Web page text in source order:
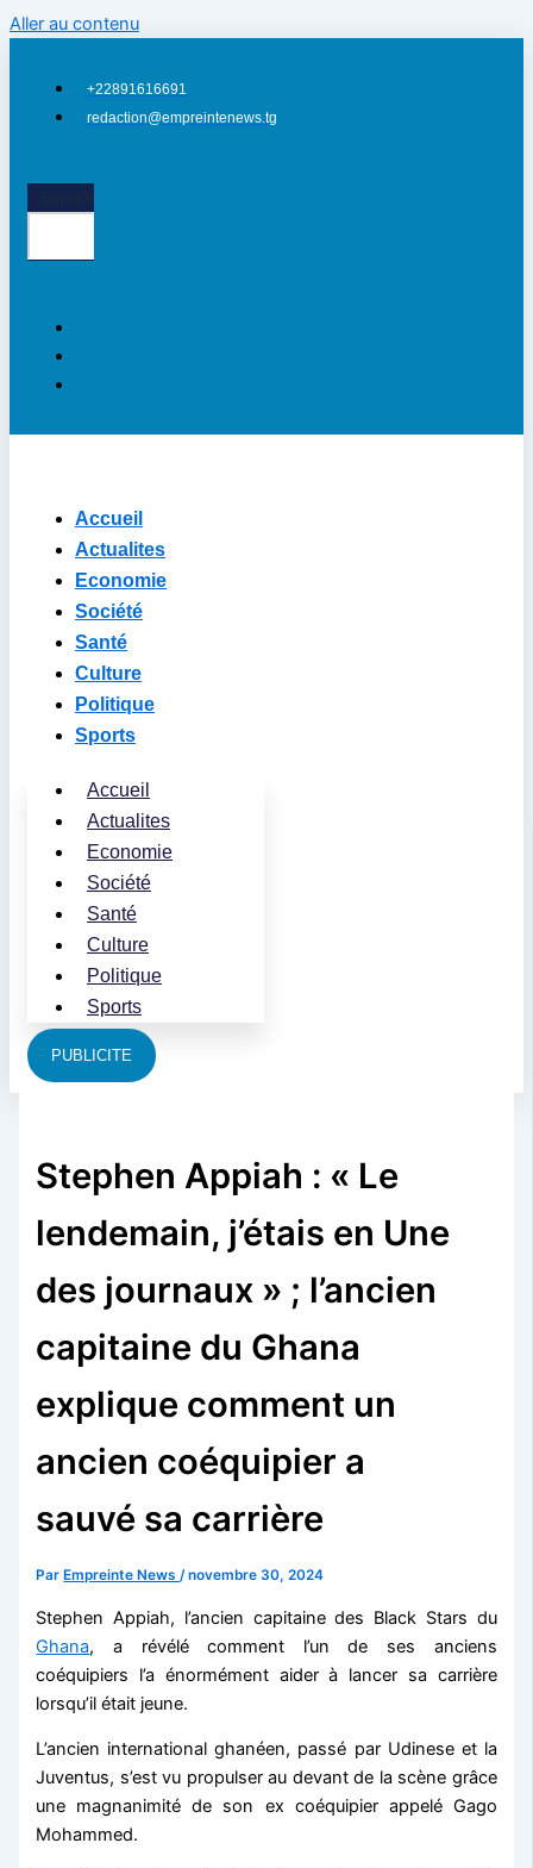
Aller au contenu
+22891616691
redaction@empreintenews.tg
Accueil
Actualites
Economie
Société
Santé
Culture
Politique
Sports
Accueil
Actualites
Economie
Société
Santé
Culture
Politique
Sports
PUBLICITE
Stephen Appiah : « Le
lendemain, j’étais en Une
des journaux » ; l’ancien
capitaine du Ghana
explique comment un
ancien coéquipier a
sauvé sa carrière
Par Empreinte News/novembre 30, 2024
Stephen Appiah, l’ancien capitaine des Black Stars du
Ghana, a révélé comment l’un de ses anciens
coéquipiers l’a énormément aider à lancer sa carrière
lorsqu’il était jeune.
L’ancien international ghanéen, passé par Udinese et la
Juventus, s’est vu propulser au devant de la scène grâce
une magnanimité de son ex coéquipier appelé Gago
Mohammed.